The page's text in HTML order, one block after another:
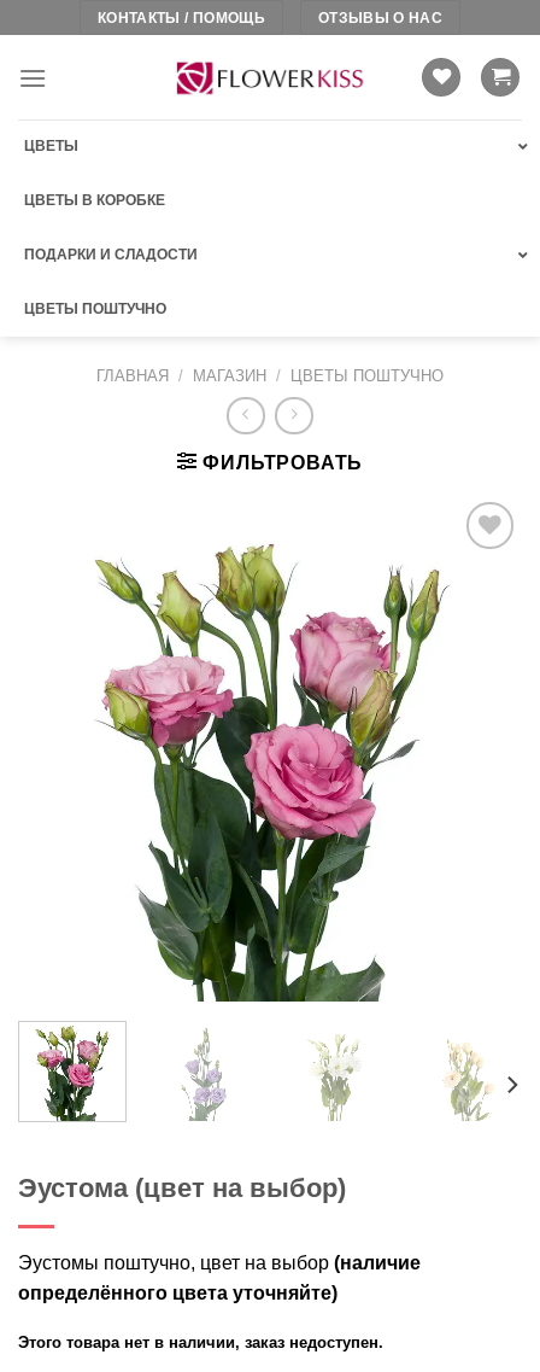
content
КОНТАКТЫ / ПОМОЩЬ ОТЗЫВЫ О НАС
ЦВЕТЫ
ЦВЕТЫ В КОРОБКЕ
ПОДАРКИ И СЛАДОСТИ
ЦВЕТЫ ПОШТУЧНО
ГЛАВНАЯ / МАГАЗИН / ЦВЕТЫ ПОШТУЧНО
ФИЛЬТРОВАТЬ
избранное
Эустома (цвет на выбор)
Эустомы поштучно, цвет на выбор (наличие
определённого цвета уточняйте)
Этого товара нет в наличии, заказ недоступен.